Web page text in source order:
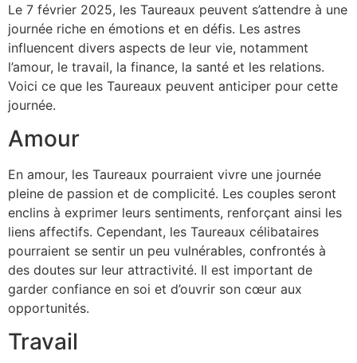
Le 7 février 2025, les Taureaux peuvent s’attendre à une
journée riche en émotions et en défis. Les astres
influencent divers aspects de leur vie, notamment
l’amour, le travail, la finance, la santé et les relations.
Voici ce que les Taureaux peuvent anticiper pour cette
journée.
Amour
En amour, les Taureaux pourraient vivre une journée
pleine de passion et de complicité. Les couples seront
enclins à exprimer leurs sentiments, renforçant ainsi les
liens affectifs. Cependant, les Taureaux célibataires
pourraient se sentir un peu vulnérables, confrontés à
des doutes sur leur attractivité. Il est important de
garder confiance en soi et d’ouvrir son cœur aux
opportunités.
Travail